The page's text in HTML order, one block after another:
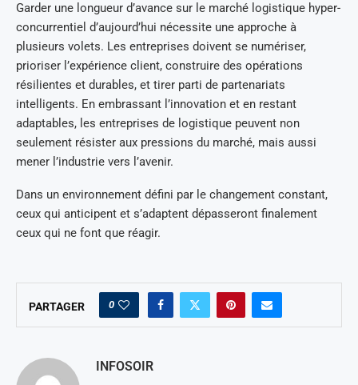
Garder une longueur d’avance sur le marché logistique hyper-
concurrentiel d’aujourd’hui nécessite une approche à
plusieurs volets. Les entreprises doivent se numériser,
prioriser l’expérience client, construire des opérations
résilientes et durables, et tirer parti de partenariats
intelligents. En embrassant l’innovation et en restant
adaptables, les entreprises de logistique peuvent non
seulement résister aux pressions du marché, mais aussi
mener l’industrie vers l’avenir.
Dans un environnement défini par le changement constant,
ceux qui anticipent et s’adaptent dépasseront finalement
ceux qui ne font que réagir.
PARTAGER 0
INFOSOIR